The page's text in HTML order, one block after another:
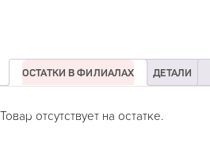
ОСТАТКИ В ФИЛИАЛАХ ДЕТАЛИ
Товар отсутствует на остатке.